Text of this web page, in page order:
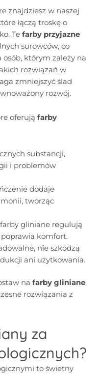
znajdziesz w naszej
łączą troskę o
Te farby przyjazne
surowców, co
którym zależy na
rozwiązań w
zmniejszyć ślad
rozwój.
oferują farby
substancji,
i problemów
dodaje
tworząc
gliniane regulują
komfort.
nie szkodzą
ani użytkowania.
na farby gliniane,
rozwiązania z
za
to świetny